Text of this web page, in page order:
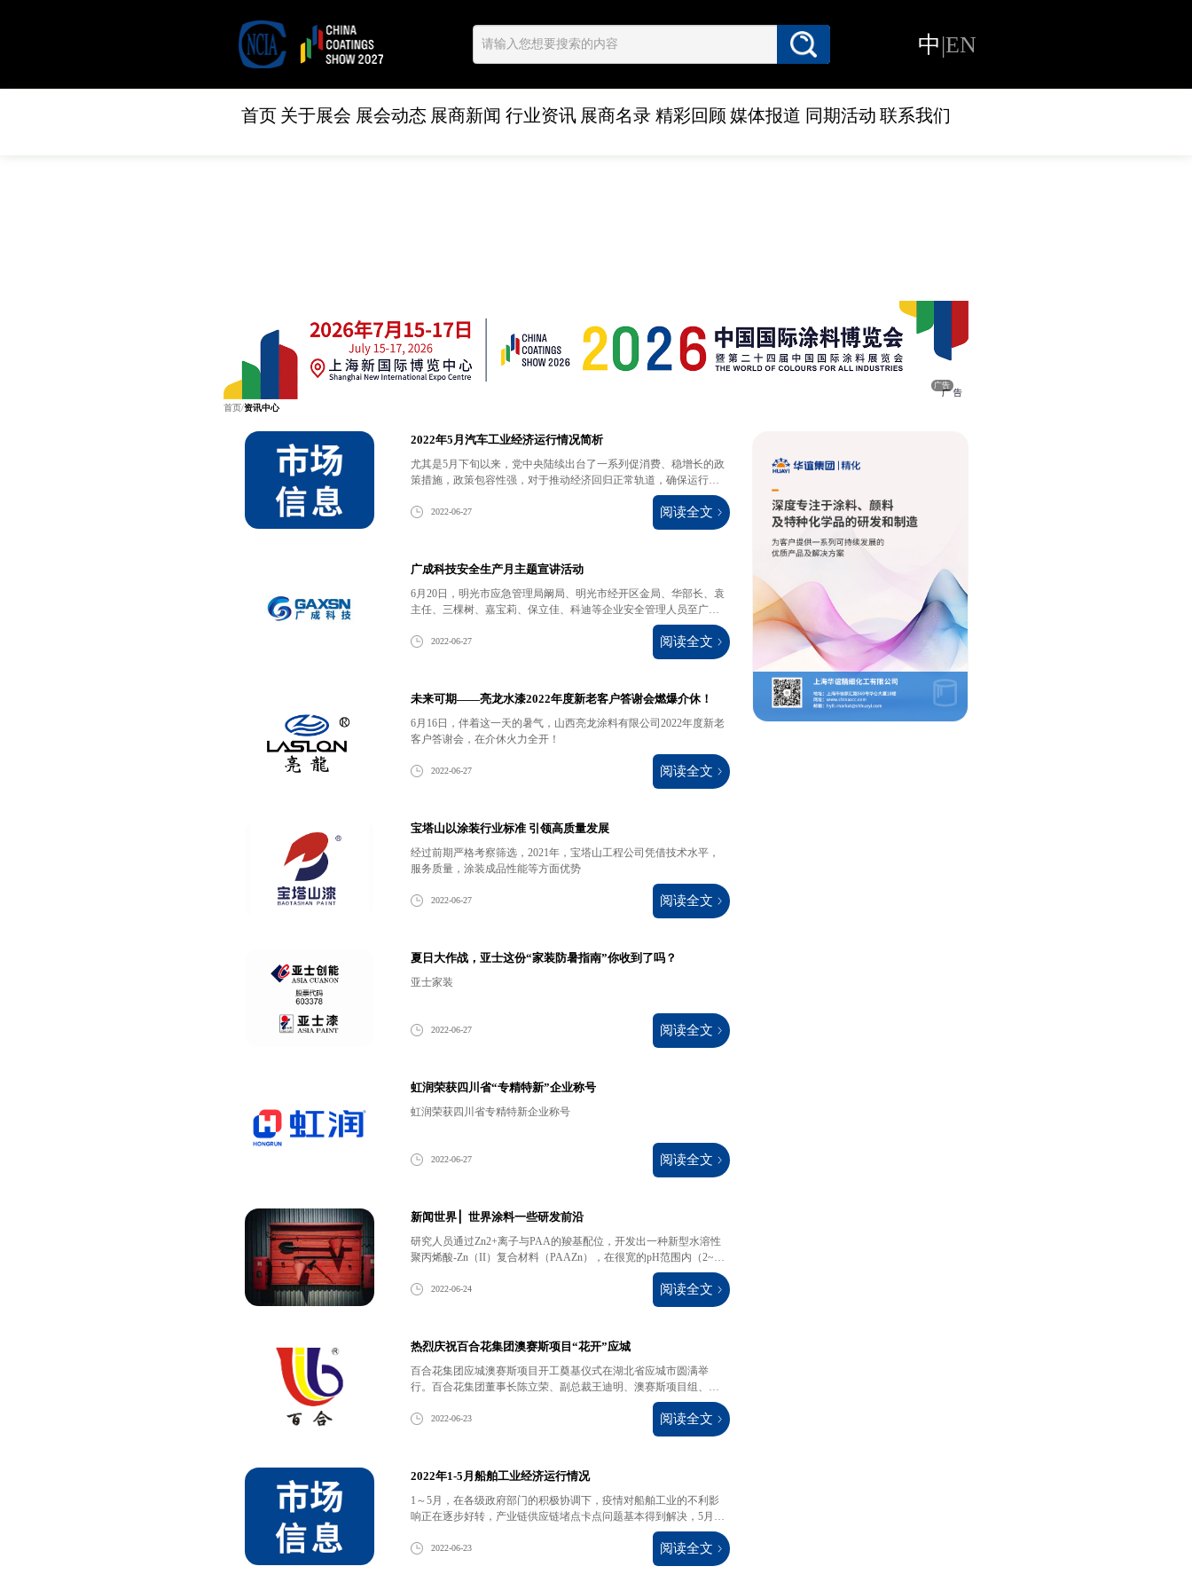
中|EN
首页 关于展会 展会动态 展商新闻 行业资讯 展商名录 精彩回顾 媒体报道 同期活动 联系我们
广告
首页/资讯中心
2022年5月汽车工业经济运行情况简析
尤其是5月下旬以来，党中央陆续出台了一系列促消费、稳增长的政
策措施，政策包容性强，对于推动经济回归正常轨道，确保运行在
2022-06-27 阅读全文
广成科技安全生产月主题宣讲活动
6月20日，明光市应急管理局阚局、明光市经开区金局、华部长、袁
主任、三棵树、嘉宝莉、保立佳、科迪等企业安全管理人员至广成
2022-06-27 阅读全文
未来可期——亮龙水漆2022年度新老客户答谢会燃爆介休！
6月16日，伴着这一天的暑气，山西亮龙涂料有限公司2022年度新老
客户答谢会，在介休火力全开！
2022-06-27 阅读全文
宝塔山以涂装行业标准 引领高质量发展
经过前期严格考察筛选，2021年，宝塔山工程公司凭借技术水平，
服务质量，涂装成品性能等方面优势
2022-06-27 阅读全文
夏日大作战，亚士这份“家装防暑指南”你收到了吗？
亚士家装
2022-06-27 阅读全文
虹润荣获四川省“专精特新”企业称号
虹润荣获四川省专精特新企业称号
2022-06-27 阅读全文
新闻世界 ▏世界涂料一些研发前沿
研究人员通过Zn2+离子与PAA的羧基配位，开发出一种新型水溶性
聚丙烯酸-Zn（II）复合材料（PAAZn），在很宽的pH范围内（2~11)
2022-06-24 阅读全文
热烈庆祝百合花集团澳赛斯项目“花开”应城
百合花集团应城澳赛斯项目开工奠基仪式在湖北省应城市圆满举
行。百合花集团董事长陈立荣、副总裁王迪明、澳赛斯项目组、应
城市市长胡光怀等四套班子成员、四里棚街道及市直有关单位主要
负责人出席了奠基仪式。
2022-06-23 阅读全文
2022年1-5月船舶工业经济运行情况
1～5月，在各级政府部门的积极协调下，疫情对船舶工业的不利影
响正在逐步好转，产业链供应链堵点卡点问题基本得到解决，5月当
2022-06-23 阅读全文